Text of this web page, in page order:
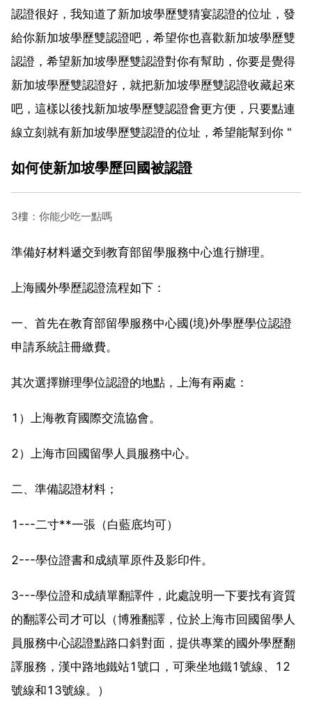
認證很好，我知道了新加坡學歷雙猜宴認證的位址，發
給你新加坡學歷雙認證吧，希望你也喜歡新加坡學歷雙
認證，希望新加坡學歷雙認證對你有幫助，你要是覺得
新加坡學歷雙認證好，就把新加坡學歷雙認證收藏起來
吧，這樣以後找新加坡學歷雙認證會更方便，只要點連
線立刻就有新加坡學歷雙認證的位址，希望能幫到你 "
如何使新加坡學歷回國被認證
3樓：你能少吃一點嗎
準備好材料遞交到教育部留學服務中心進行辦理。
上海國外學歷認證流程如下：
一、首先在教育部留學服務中心國(境)外學歷學位認證
申請系統註冊繳費。
其次選擇辦理學位認證的地點，上海有兩處：
1）上海教育國際交流協會。
2）上海市回國留學人員服務中心。
二、準備認證材料；
1---二寸**一張（白藍底均可）
2---學位證書和成績單原件及影印件。
3---學位證和成績單翻譯件，此處說明一下要找有資質
的翻譯公司才可以（博雅翻譯，位於上海市回國留學人
員服務中心認證點路口斜對面，提供專業的國外學歷翻
譯服務，漢中路地鐵站1號口，可乘坐地鐵1號線、12
號線和13號線。）